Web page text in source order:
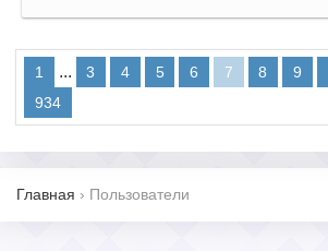
1 ... 3 4 5 6 7 8 9
934
Главная › Пользователи